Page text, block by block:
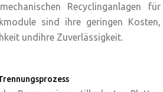
Recyclinganlagen für
sind ihre geringen Kosten,
undihre Zuverlässigkeit.